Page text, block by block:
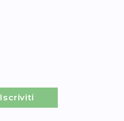
Iscriviti